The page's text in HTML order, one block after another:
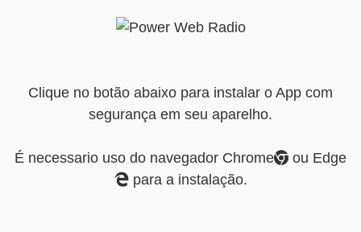
Clique no botão abaixo para instalar o App com
segurança em seu aparelho.
É necessario uso do navegador Chrome
ou Edge
para a instalação.